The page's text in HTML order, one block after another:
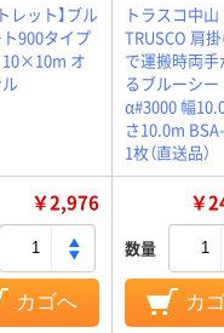
レット】ブル
900タイプ
オ
トラスコ中山
TRUSCO 肩
で運搬時両
るブルーシー
α#3000 幅
さ10.0m
1枚（直送品）
￥2,976
カゴへ
￥
数量
カ